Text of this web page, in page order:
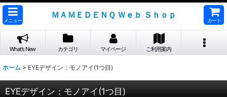
メニュー
ＭＡＭＥＤＥＮＱ Ｗｅｂ Ｓｈｏｐ
カート
What's New カテゴリ マイページ ご利用案内
ホーム > EYEデザイン：モノアイ(1つ目)
EYEデザイン：モノアイ(1つ目)